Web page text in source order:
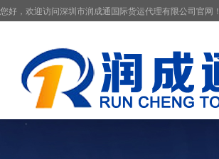
您好，欢迎访问深圳市润成通国际货运代理有限公司官网！